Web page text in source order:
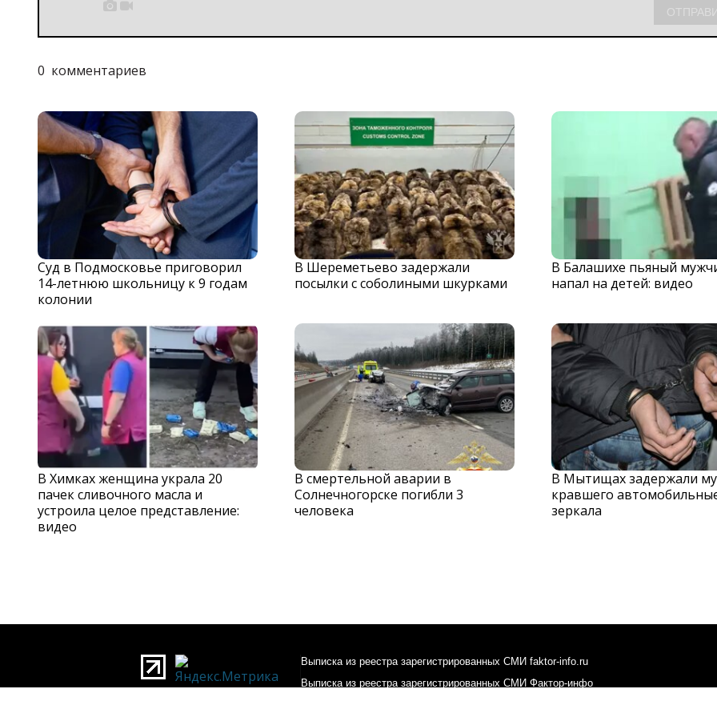
 
0 комментариев
Суд в Подмосковье приговорил
14-летнюю школьницу к 9 годам
колонии
В Шереметьево задержали
посылки с соболиными шкурками
В Балашихе пьяный
напал на детей: видео
В Химках женщина украла 20
пачек сливочного масла и
устроила целое представление:
видео
В смертельной аварии в
Солнечногорске погибли 3
человека
В Мытищах задержали
кравшего
зеркала
Выписка из реестра зарегистрированных СМИ faktor-info.ru
Выписка из реестра зарегистрированных СМИ Фактор-инфо